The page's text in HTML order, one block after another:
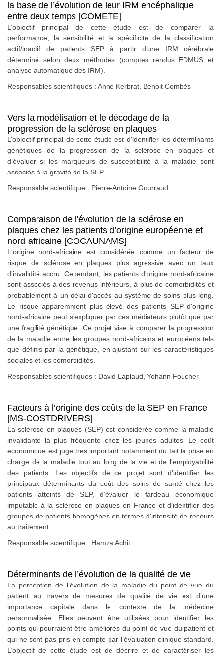
la base de l’évolution de leur IRM encéphalique
entre deux temps [COMETE]
L’objectif principal de cette étude est de comparer la
performance, la sensibilité et la spécificité de la classification
actif/inactif de patients SEP à partir d’une IRM cérébrale
déterminé selon deux méthodes (comptes rendus EDMUS et
analyse automatique des IRM).
Responsables scientifiques : Anne Kerbrat, Benoit Combès
Vers la modélisation et le décodage de la
progression de la sclérose en plaques
L’objectif principal de cette étude est d’identifier les déterminants
génétiques de la progression de la sclérose en plaques et
d’évaluer si les marqueurs de susceptibilité à la maladie sont
associés à la gravité de la SEP.
Responsable scientifique : Pierre-Antoine Gourraud
Comparaison de l'évolution de la sclérose en
plaques chez les patients d’origine européenne et
nord-africaine [COCAUNAMS]
L'origine nord-africaine est considérée comme un facteur de
risque de sclérose en plaques plus agressive avec un taux
d'invalidité accru. Cependant, les patients d'origine nord-africaine
sont associés à des revenus inférieurs, à plus de comorbidités et
probablement à un délai d'accès au système de soins plus long.
Le risque apparemment plus élevé des patients SEP d'origine
nord-africaine peut s'expliquer par ces médiateurs plutôt que par
une fragilité génétique. Ce projet vise à comparer la progression
de la maladie entre les groupes nord-africains et européens tels
que définis par la génétique, en ajustant sur les caractéristiques
sociales et les comorbidités.
Responsables scientifiques : David Laplaud, Yohann Foucher
Facteurs à l’origine des coûts de la SEP en France
[MS-COSTDRIVERS]
La sclérose en plaques (SEP) est considérée comme la maladie
invalidante la plus fréquente chez les jeunes adultes. Le coût
économique est jugé très important notamment du fait la prise en
charge de la maladie tout au long de la vie et de l'employabilité
des patients. Les objectifs de ce projet sont d’identifier les
principaux déterminants du coût des soins de santé chez les
patients atteints de SEP, d’évaluer le fardeau économique
imputable à la sclérose en plaques en France et d’identifier des
groupes de patients homogènes en termes d'intensité de recours
au traitement.
Responsable scientifique : Hamza Achit
Déterminants de l’évolution de la qualité de vie
La perception de l’évolution de la maladie du point de vue du
patient au travers de mesures de qualité de vie est d’une
importance capitale dans le contexte de la médecine
personnalisée. Elles peuvent être utilisées pour identifier les
points qui pourraient être améliorés du point de vue du patient et
qui ne sont pas pris en compte par l’évaluation clinique standard.
L’objectif de cette étude est de décrire et de caractériser les